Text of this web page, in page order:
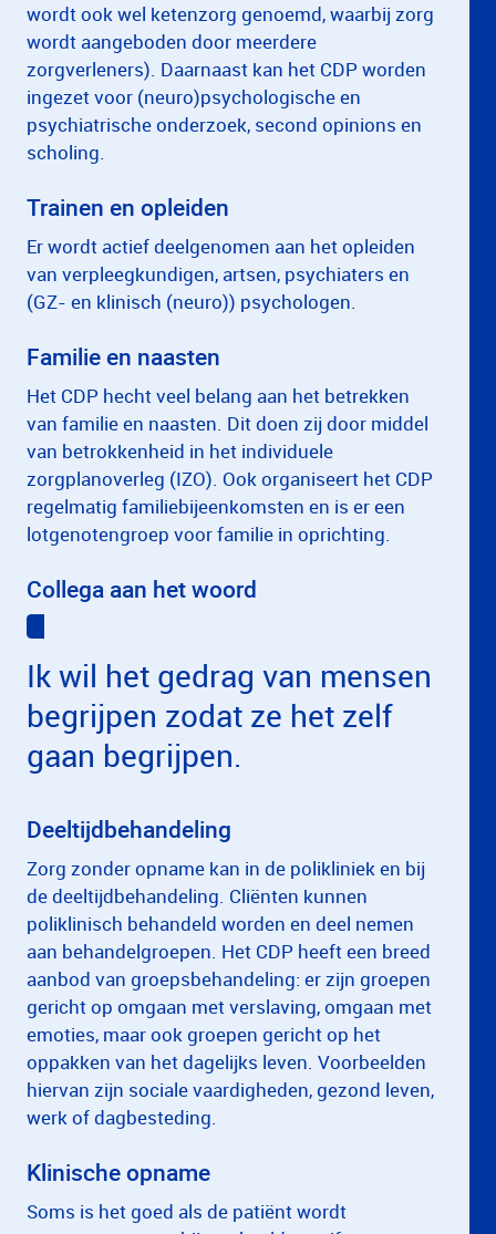
wordt ook wel ketenzorg genoemd, waarbij zorg
wordt aangeboden door meerdere
zorgverleners). Daarnaast kan het CDP worden
ingezet voor (neuro)psychologische en
psychiatrische onderzoek, second opinions en
scholing.
Trainen en opleiden
Er wordt actief deelgenomen aan het opleiden
van verpleegkundigen, artsen, psychiaters en
(GZ- en klinisch (neuro)) psychologen.
Familie en naasten
Het CDP hecht veel belang aan het betrekken
van familie en naasten. Dit doen zij door middel
van betrokkenheid in het individuele
zorgplanoverleg (IZO). Ook organiseert het CDP
regelmatig familiebijeenkomsten en is er een
lotgenotengroep voor familie in oprichting.
Collega aan het woord
Ik wil het gedrag van mensen
begrijpen zodat ze het zelf
gaan begrijpen.
Deeltijdbehandeling
Zorg zonder opname kan in de polikliniek en bij
de deeltijdbehandeling. Cliënten kunnen
poliklinisch behandeld worden en deel nemen
aan behandelgroepen. Het CDP heeft een breed
aanbod van groepsbehandeling: er zijn groepen
gericht op omgaan met verslaving, omgaan met
emoties, maar ook groepen gericht op het
oppakken van het dagelijks leven. Voorbeelden
hiervan zijn sociale vaardigheden, gezond leven,
werk of dagbesteding.
Klinische opname
Soms is het goed als de patiënt wordt